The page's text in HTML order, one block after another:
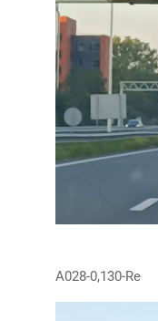
A028-0,130-Re